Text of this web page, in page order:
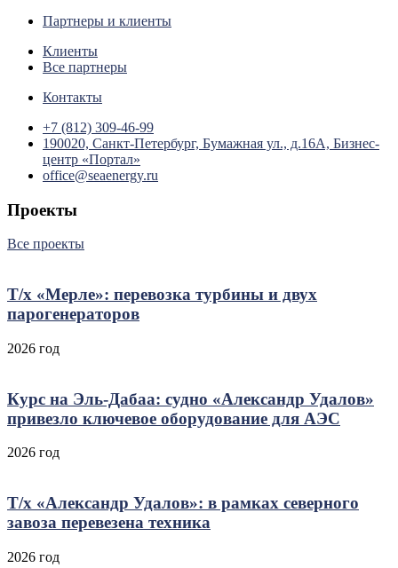
Партнеры и клиенты
Клиенты
Все партнеры
Контакты
+7 (812) 309-46-99
190020, Санкт-Петербург, Бумажная ул., д.16А, Бизнес-
центр «Портал»
office@seaenergy.ru
Проекты
Все проекты
Т/х «Мерле»: перевозка турбины и двух
парогенераторов
2026 год
Курс на Эль‑Дабаа: судно «Александр Удалов»
привезло ключевое оборудование для АЭС
2026 год
Т/х «Александр Удалов»: в рамках северного
завоза перевезена техника
2026 год